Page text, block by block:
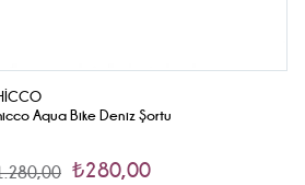
Aqua Bike Deniz Şortu
₺280,00